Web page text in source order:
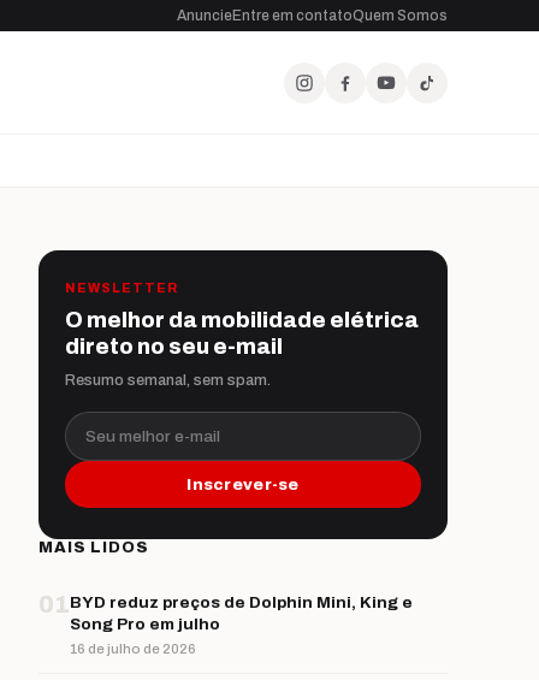
AnuncieEntre em contatoQuem Somos
NEWSLETTER
O melhor da mobilidade elétrica
direto no seu e-mail
Resumo semanal, sem spam.
Seu melhor e-mail
Inscrever-se
MAIS LIDOS
01BYD reduz preços de Dolphin Mini, King e
Song Pro em julho
16 de julho de 2026